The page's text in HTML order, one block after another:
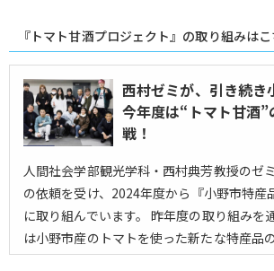
『トマト甘酒プロジェクト』の取り組みはこ
西村ゼミが、引き続き
今年度は“トマト甘酒
戦！
人間社会学部観光学科・西村典芳教授のゼ
の依頼を受け、2024年度から『小野市特産
に取り組んでいます。 昨年度の取り組みを
は小野市産のトマトを使った新たな特産品